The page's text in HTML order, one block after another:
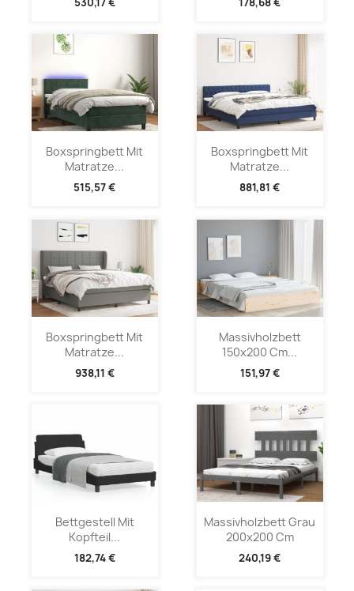
Boxspringbett Mit
Matratze...
515,57 €
Boxspringbett Mit
Matratze...
881,81 €
Boxspringbett Mit
Matratze...
938,11 €
Massivholzbett
150x200 Cm...
151,97 €
Bettgestell Mit
Kopfteil...
182,74 €
Massivholzbett Grau
200x200 Cm
240,19 €